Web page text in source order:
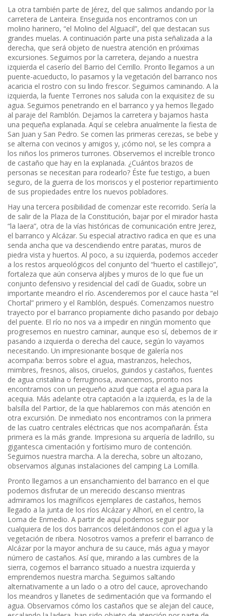
La otra también parte de Jérez, del que salimos andando por la
carretera de Lanteira. Enseguida nos encontramos con un
molino harinero, “el Molino del Alguacil”, del que destacan sus
grandes muelas. A continuación parte una pista señalizada a la
derecha, que será objeto de nuestra atención en próximas
excursiones. Seguimos por la carretera, dejando a nuestra
izquierda el caserío del Barrio del Cerrillo. Pronto llegamos a un
puente-acueducto, lo pasamos y la vegetación del barranco nos
acaricia el rostro con su lindo frescor. Seguimos caminando. A la
izquierda, la fuente Terrones nos saluda con la exquisitez de su
agua. Seguimos penetrando en el barranco y ya hemos llegado
al paraje del Ramblón. Dejamos la carretera y bajamos hasta
una pequeña explanada. Aquí se celebra anualmente la fiesta de
San Juan y San Pedro. Se comen las primeras cerezas, se bebe y
se alterna con vecinos y amigos y, ¡cómo no!, se les compra a
los niños los primeros turrones. Observemos el increíble tronco
de castaño que hay en la explanada. ¿Cuántos brazos de
personas se necesitan para rodearlo? Éste fue testigo, a buen
seguro, de la guerra de los moriscos y el posterior repartimiento
de sus propiedades entre los nuevos pobladores.
Hay una tercera posibilidad de comenzar este recorrido. Sería la
de salir de la Plaza de la Constitución, bajar por el mirador hasta
“la laera”, otra de la vías históricas de comunicación entre Jerez,
el barranco y Alcázar. Su especial atractivo radica en que es una
senda ancha que va descendiendo entre paratas, muros de
piedra vista y huertos. Al poco, a su izquierda, podemos acceder
a los restos arqueológicos del conjunto del “huerto el castillejo”,
fortaleza que aún conserva aljibes y muros de lo que fue un
conjunto defensivo y residencial del cadí de Guadix, sobre un
importante meandro el río. Ascenderemos por el cauce hasta “el
Chortal” primero y el Ramblón, después. Comenzamos nuestro
trayecto por el barranco propiamente dicho pasando por debajo
del puente. El río no nos va a impedir en ningún momento que
progresemos en nuestro caminar, aunque eso sí, debemos de ir
pasando a izquierda o derecha del cauce, según lo vayamos
necesitando. Un impresionante bosque de galería nos
acompaña: berros sobre el agua, mastranzos, helechos,
mimbres, fresnos, alisos, ciruelos, guindos y castaños, fuentes
de agua cristalina o ferruginosa, avancemos, pronto nos
encontramos con un pequeño azud que capta el agua para la
acequia. Más adelante otra captación a la izquierda, es la de la
balsilla del Partior, de la que hablaremos con más atención en
otra excursión. De inmediato nos encontramos con la primera
de las cuatro centrales eléctricas que nos acompañarán. Ésta
primera es la más grande. Impresiona su arquería de ladrillo, su
gigantesca cimentación y fortísimo muro de contención.
Seguimos nuestra marcha. A la derecha, sobre un altozano,
observamos algunas instalaciones del camping La Lomilla.
Pronto llegamos a un ensanchamiento del barranco en el que
podemos disfrutar de un merecido descanso mientras
admiramos los magníficos ejemplares de castaños, hemos
llegado a la junta de los ríos Alcázar y Alhorí, en el centro, la
Loma de Enmedio. A partir de aquí podemos seguir por
cualquiera de los dos barrancos deleitándonos con el agua y la
vegetación de ribera. Nosotros vamos a preferir el barranco de
Alcázar por la mayor anchura de su cauce, más agua y mayor
número de castaños. Así que, mirando a las cumbres de la
sierra, cogemos el barranco situado a nuestra izquierda y
emprendemos nuestra marcha. Seguimos saltando
alternativamente a un lado o a otro del cauce, aprovechando
los meandros y llanetes de sedimentación que va formando el
agua. Observamos cómo los castaños que se alejan del cauce,